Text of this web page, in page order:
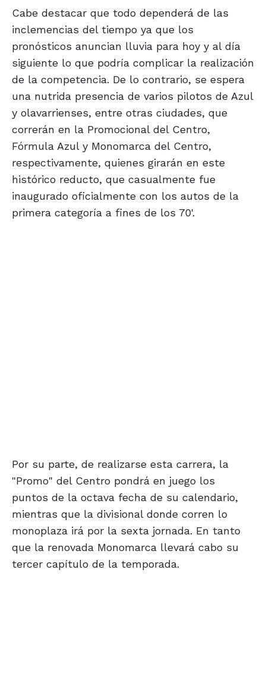
Cabe destacar que todo dependerá de las
inclemencias del tiempo ya que los
pronósticos anuncian lluvia para hoy y al día
siguiente lo que podría complicar la realización
de la competencia. De lo contrario, se espera
una nutrida presencia de varios pilotos de Azul
y olavarrienses, entre otras ciudades, que
correrán en la Promocional del Centro,
Fórmula Azul y Monomarca del Centro,
respectivamente, quienes girarán en este
histórico reducto, que casualmente fue
inaugurado oficialmente con los autos de la
primera categoría a fines de los 70'.
Por su parte, de realizarse esta carrera, la
"Promo" del Centro pondrá en juego los
puntos de la octava fecha de su calendario,
mientras que la divisional donde corren lo
monoplaza irá por la sexta jornada. En tanto
que la renovada Monomarca llevará cabo su
tercer capítulo de la temporada.